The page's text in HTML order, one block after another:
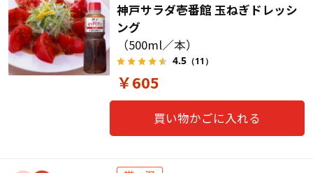
神戸サラダ壱番館 玉ねぎドレッシ
ング
（500ml／本）
4.5（11）
￥605
買い物かごに入れる